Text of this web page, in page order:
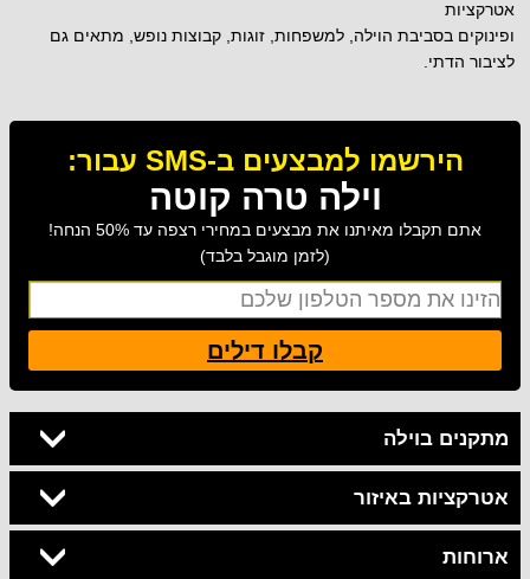
אטרקציות
ופינוקים בסביבת הוילה, למשפחות, זוגות, קבוצות נופש, מתאים גם
לציבור הדתי.
הירשמו למבצעים ב-SMS עבור:
וילה טרה קוטה
אתם תקבלו מאיתנו את מבצעים במחירי רצפה עד 50% הנחה!
(לזמן מוגבל בלבד)
קבלו דילים
מתקנים בוילה
אטרקציות באיזור
ארוחות